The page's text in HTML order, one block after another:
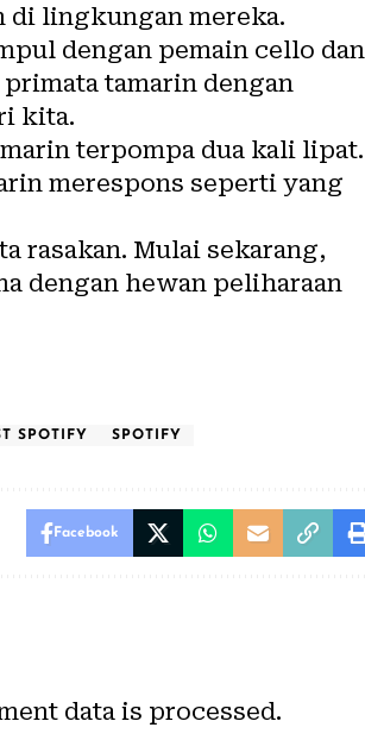
di lingkungan mereka.
dengan pemain cello dan
tamarin dengan
kita.
terpompa dua kali lipat.
merespons seperti yang
rasakan. Mulai sekarang,
dengan hewan peliharaan
SPOTIFY SPOTIFY
Facebook
data is processed.